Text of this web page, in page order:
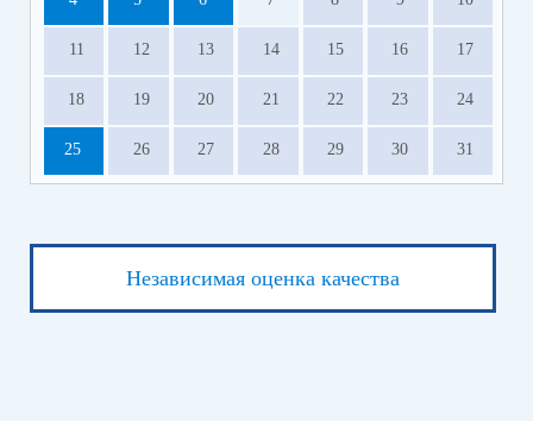
11 12 13 14 15 16 17
18 19 20 21 22 23 24
25 26 27 28 29 30 31
Независимая оценка качества